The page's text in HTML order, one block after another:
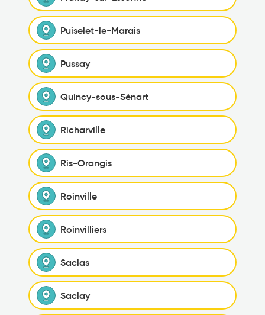
Puiselet-le-Marais
Pussay
Quincy-sous-Sénart
Richarville
Ris-Orangis
Roinville
Roinvilliers
Saclas
Saclay